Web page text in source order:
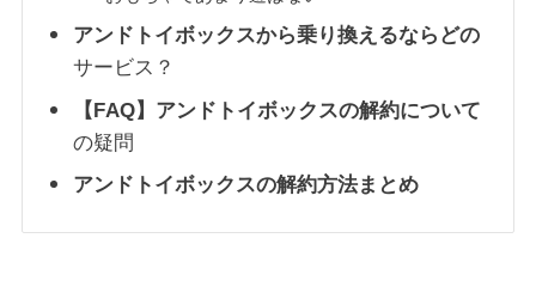
アンドトイボックスから乗り換えるならどの
サービス？
【FAQ】アンドトイボックスの解約について
の疑問
アンドトイボックスの解約方法まとめ